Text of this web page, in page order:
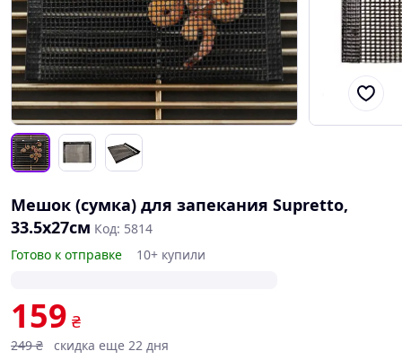
Мешок (сумка) для запекания Supretto,
33.5x27см Код: 5814
Готово к отправке
10+ купили
159 ₴
249 ₴ скидка еще 22 дня